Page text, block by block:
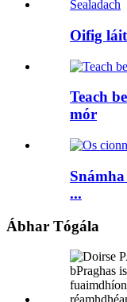
Oifig
Teach
mór
...
Ábhar Tógála